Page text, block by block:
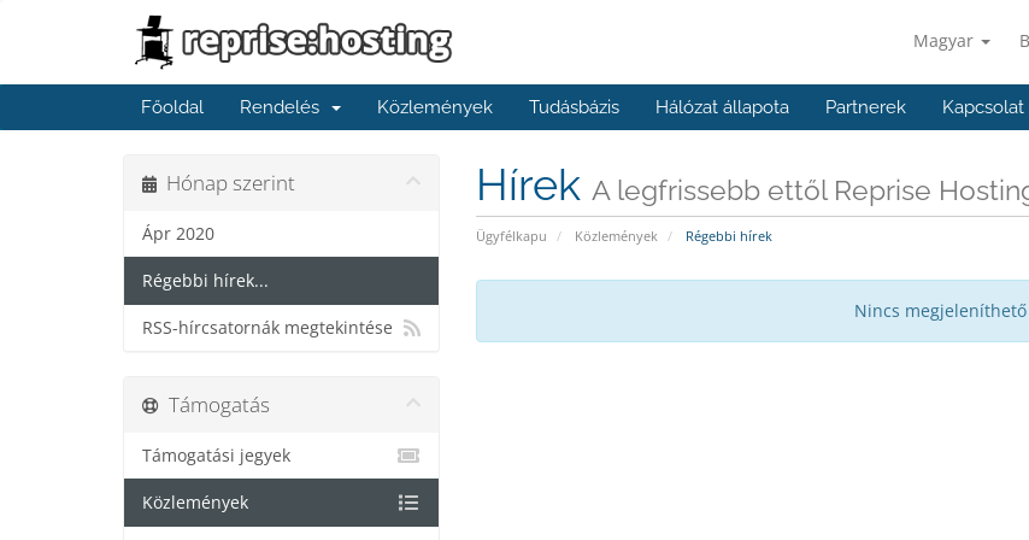
Magyar
Főoldal Rendelés Közlemények Tudásbázis Hálózat állapota Partnerek Kapcsolat
Hírek A legfrissebb ettől Reprise
Ügyfélkapu Közlemények Régebbi hírek
Hónap szerint
Ápr 2020
Régebbi hírek...
RSS-hírcsatornák megtekintése
Nincs
Támogatás
Támogatási jegyek
Közlemények